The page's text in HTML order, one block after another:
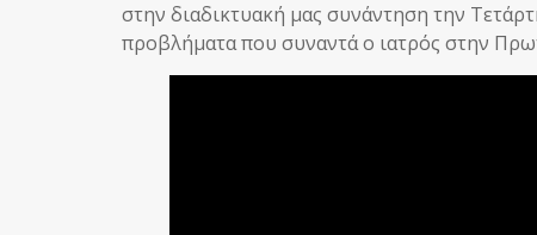
στην διαδικτυακή μας συνάντηση την
προβλήματα που συναντά ο ιατρός στην